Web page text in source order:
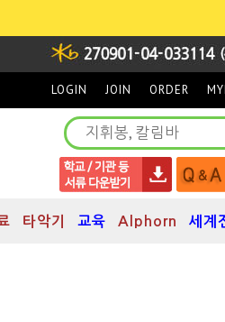
LOGIN JOIN ORDER
타악기 교육 Alphorn 세계